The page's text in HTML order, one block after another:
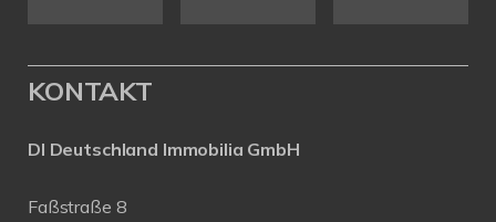
KONTAKT
DI Deutschland Immobilia GmbH
Faßstraße 8